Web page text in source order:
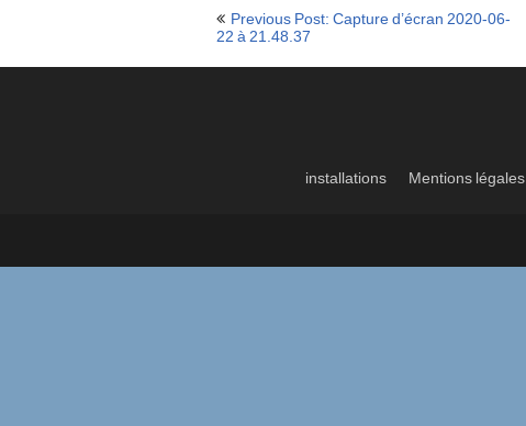
Navigation
de
l’article
Previous Post: Capture d’écran 2020-06-
22 à 21.48.37
installations
Mentions légales